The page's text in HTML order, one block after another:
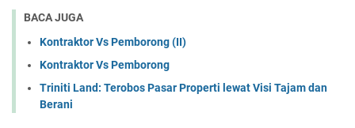
BACA JUGA
Kontraktor Vs Pemborong (II)
Kontraktor Vs Pemborong
Triniti Land: Terobos Pasar Properti lewat Visi Tajam dan
Berani